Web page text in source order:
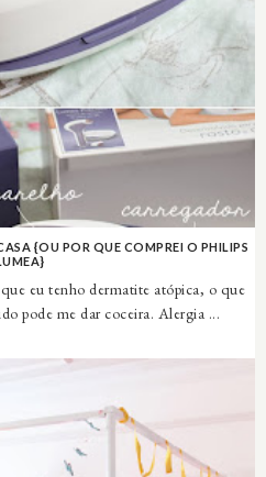
{OU POR QUE COMPREI O PHILIPS
eu tenho dermatite atópica, o que
pode me dar coceira. Alergia ...